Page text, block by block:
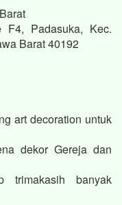
F4, Padasuka, Kec.
Barat 40192
art decoration untuk
dekor Gereja dan
trimakasih banyak